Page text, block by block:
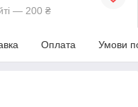
— 200 ₴
Оплата Умови